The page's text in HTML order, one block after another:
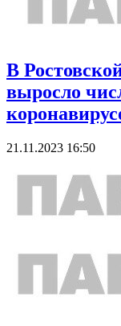
В
выросло
21.11.2023 16:50